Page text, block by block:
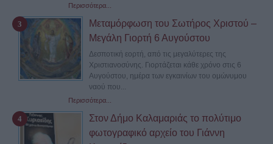
Περισσότερα...
Μεταμόρφωση του Σωτήρος Χριστού –
Μεγάλη Γιορτή 6 Αυγούστου
Δεσποτική εορτή, από τις μεγαλύτερες της
Χριστιανοσύνης. Γιορτάζεται κάθε χρόνο στις 6
Αυγούστου, ημέρα των εγκαινίων του ομώνυμου
ναού που...
Περισσότερα...
Στον Δήμο Καλαμαριάς το πολύτιμο
φωτογραφικό αρχείο του Γιάννη